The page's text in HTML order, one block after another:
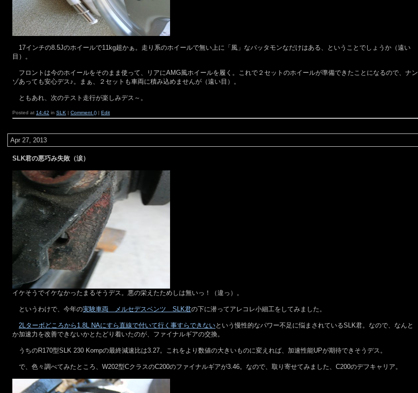
17インチの8.5Jのホイールで11kg超かぁ。走り系のホイールで無い上に「風」なバッタモンなだけはある、ということでしょうか（遠い
目）。
フロントは今のホイールをそのまま使って、リアにAMG風ホイールを履く。これで２セットのホイールが準備できたことになるので、ナン
ゾあっても安心デス♪。まぁ、２セットも車両に積み込めませんが（遠い目）。
ともあれ、次のテスト走行が楽しみデス～。
Posted at 14:42 in SLK | Comment () | Edit
Apr 27, 2013
SLK君の悪巧み失敗（涙）
イケそうでイケなかったまるそうデス。悪の栄えたためしは無いっ！（違っ）。
というわけで、今年の実験車両 メルセデスベンツ SLK君の下に潜ってアレコレ小細工をしてみました。
2Lターボどころから1.8L NAにすら直線で付いて行く事すらできないという慢性的なパワー不足に悩まされているSLK君。なので、なんと
か加速力を改善できないかとたどり着いたのが、ファイナルギアの交換。
うちのR170型SLK 230 Kompの最終減速比は3.27。これをより数値の大きいものに変えれば、加速性能UPが期待できそうデス。
で、色々調べてみたところ、W202型CクラスのC200のファイナルギアが3.46。なので、取り寄せてみました、C200のデフキャリア。